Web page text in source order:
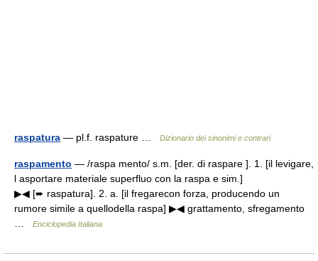
raspatura — pl.f. raspature … Dizionario dei sinonimi e contrari
raspamento — /raspa mento/ s.m. [der. di raspare ]. 1. [il levigare,
l asportare materiale superfluo con la raspa e sim.]
▶◀ [➨ raspatura]. 2. a. [il fregarecon forza, producendo un
rumore simile a quellodella raspa] ▶◀ grattamento, sfregamento
Enciclopedia Italiana